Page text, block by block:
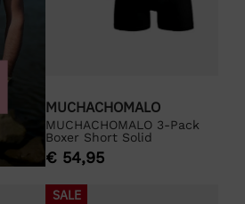
MUCHACHOMALO
MUCHACHOMALO 3-Pack
Boxer Short Solid
€ 54,95
SALE